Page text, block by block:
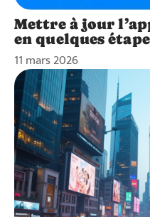
Mettre à jour
en quelques
11 mars 2026